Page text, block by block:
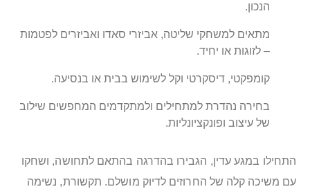
הנכון.
מתאים למשחקי שליטה, אביזרי סאדו ואביזרים לפטמות
– לזוגות או יחיד.
קומפקטי, דיסקרטי וקל לשימוש בבית או בנסיעה.
בחירה נהדרת למתחילים ולמתקדמים המחפשים שילוב
של עיצוב ופונקציונליות.
התחילו במגע עדין, הגבירו בהדרגה בהתאם לתחושה, ושחקו
עם משיכה קלה של החרוזים לדיוק מושלם. תקשורת, נשימה